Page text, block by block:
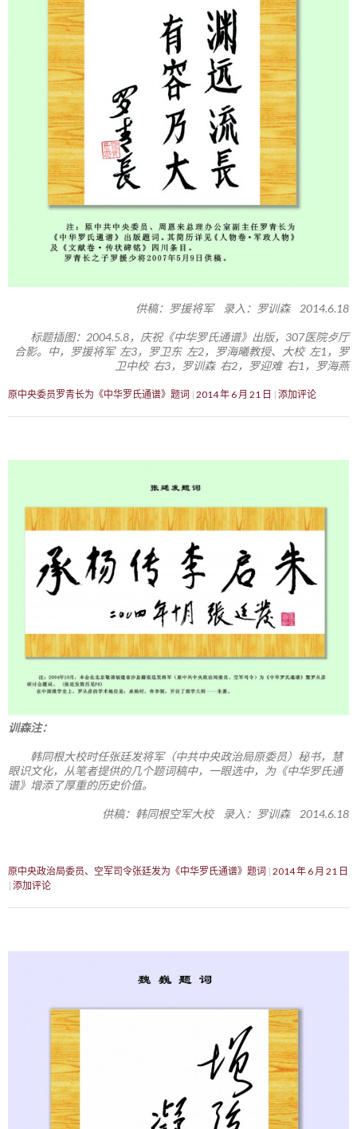
供稿：罗援将军 录入：罗训森 2014.6.18
标题插图：2004.5.8，庆祝《中华罗氏通谱》出版，307医院歺厅
合影。中，罗援将军 左3，罗卫东 左2，罗海曦教授、大校 左1，罗
卫中校 右3，罗训森 右2，罗迎难 右1，罗海燕
原中央委员罗青长为《中华罗氏通谱》题词 2014 年 6 月 21 日 添加评论
训森注：
韩同根大校时任张廷发将军（中共中央政治局原委员）秘书，慧
眼识文化，从笔者提供的几个题词稿中，一眼选中，为《中华罗氏通
谱》增添了厚重的历史价值。
供稿：韩同根空军大校 录入：罗训森 2014.6.18
原中央政治局委员、空军司令张廷发为《中华罗氏通谱》题词 2014 年 6 月 21 日
添加评论